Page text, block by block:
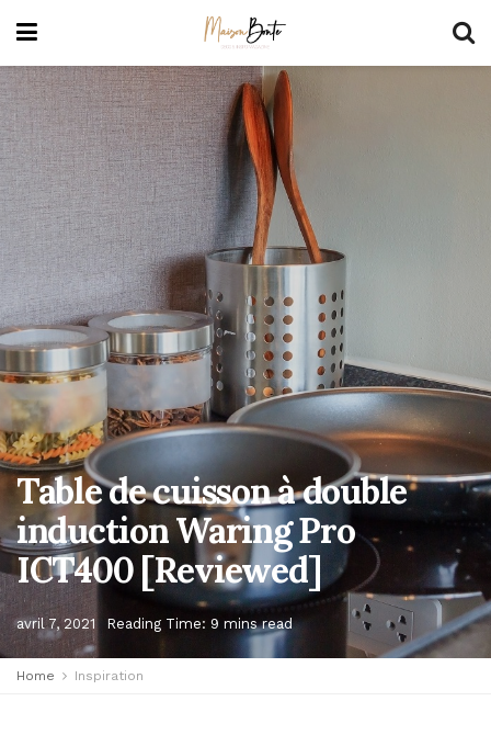
Table de cuisson à double
induction Waring Pro
ICT400 [Reviewed]
avril 7, 2021 Reading Time: 9 mins read
Home Inspiration